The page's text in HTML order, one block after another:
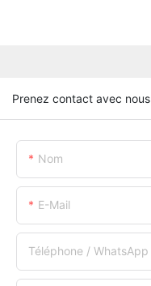
Prenez contact avec nous
Nom
E-Mail
Téléphone / WhatsApp